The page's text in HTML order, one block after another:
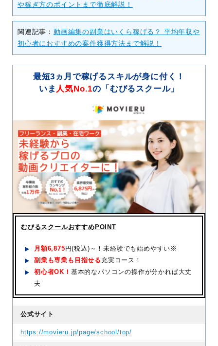
や稼ぎ方のポイントまで徹底解説！
関連記事： 動画編集の副業はいくら稼げる？ 平均年収や
初心者におすすめの案件獲得方法まで解説！
最短3ヵ月で稼げるスキルが身に付く！
いま 人気No.1の「むびるスクール」
むびるスクールおすすめPOINT
月額6,875 円(税込)～！未経験でも始めやすい※
副業も専業も目指せる充実コース！
初心者OK！ 基本的なパソコンの操作が分かれば大丈
夫
公式サイト
https://movieru.jp/page/school/top/